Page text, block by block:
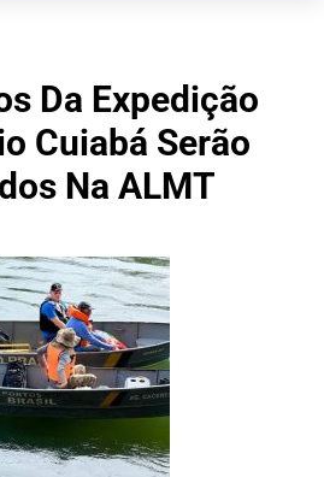
Da Expedição
Cuiabá Serão
Na ALMT